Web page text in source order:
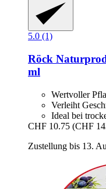
5.0 (1)
Röck
ml
Wertvoller
Verleiht
Ideal bei
CHF 10.75 (CHF
Zustellung bis 13.